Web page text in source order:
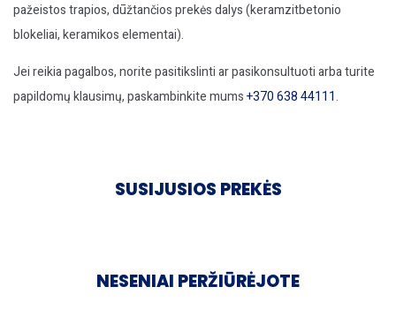
pažeistos trapios, dūžtančios prekės dalys (keramzitbetonio
blokeliai, keramikos elementai).
Jei reikia pagalbos, norite pasitikslinti ar pasikonsultuoti arba turite
papildomų klausimų, paskambinkite mums+370 638 44111.
SUSIJUSIOS PREKĖS
NESENIAI PERŽIŪRĖJOTE